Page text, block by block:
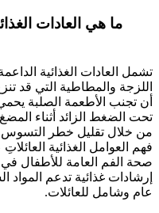
ما هي العادات
تشمل العادات الغذائية
اللزجة والمطاطية التي قد
أن تجنب الأطعمة الصلبة
تحت الضغط الزائد أثناء
من خلال تقليل خطر التسوس
فهم العوامل الغذائية
صحة الفم العامة للأطفال
إرشادات غذائية تدعم
عام وشامل للعائلات.